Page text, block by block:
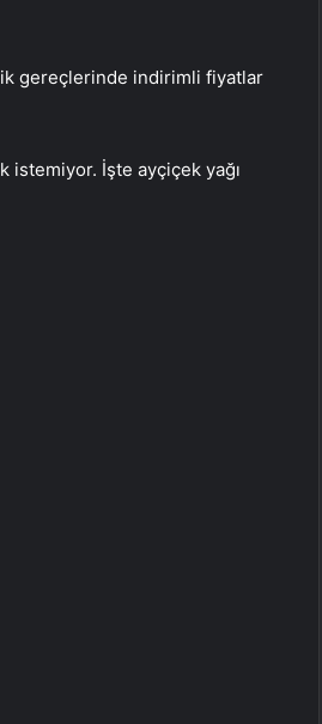
gereçlerinde indirimli fiyatlar
istemiyor. İşte ayçiçek yağı